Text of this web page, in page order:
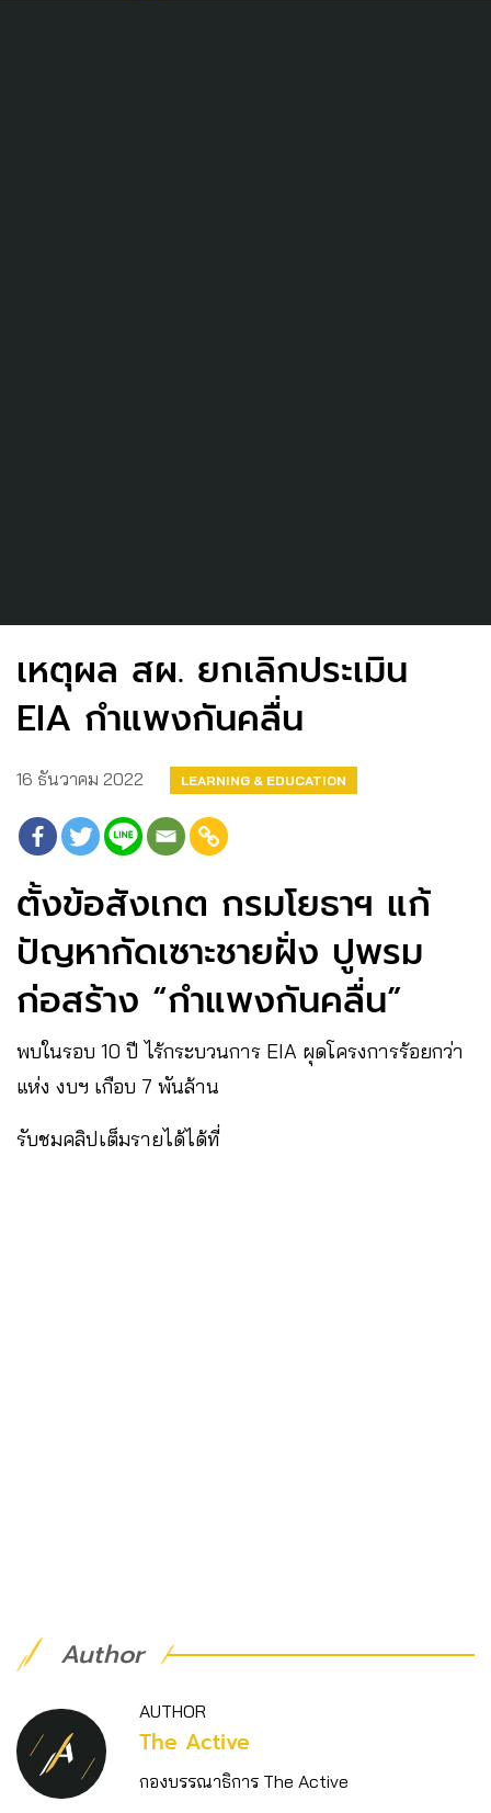
เหตุผล สผ. ยกเลิกประเมิน
EIA กำแพงกันคลื่น
16 ธันวาคม 2022 LEARNING & EDUCATION
ตั้งข้อสังเกต กรมโยธาฯ แก้
ปัญหากัดเซาะชายฝั่ง ปูพรม
ก่อสร้าง “กำแพงกันคลื่น”
พบในรอบ 10 ปี ไร้กระบวนการ EIA ผุดโครงการร้อยกว่า
แห่ง งบฯ เกือบ 7 พันล้าน
รับชมคลิปเต็มรายได้ได้ที่
Author
AUTHOR
The Active
กองบรรณาธิการ The Active